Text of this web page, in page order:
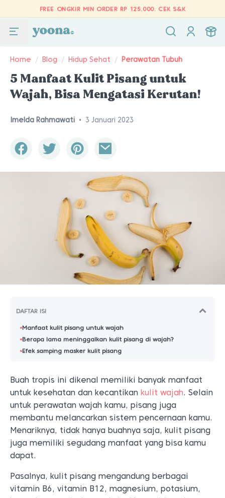
FREE ONGKIR MIN ORDER RP 125.000. CEK S&K
Home / Blog / Hidup Sehat / Perawatan Tubuh
5 Manfaat Kulit Pisang untuk
Wajah, Bisa Mengatasi Kerutan!
Imelda Rahmawati • 3 Januari 2023
DAFTAR ISI
Manfaat kulit pisang untuk wajah
Berapa lama meninggalkan kulit pisang di wajah?
Efek samping masker kulit pisang
Buah tropis ini dikenal memiliki banyak manfaat
untuk kesehatan dan kecantikan kulit wajah. Selain
untuk perawatan wajah kamu, pisang juga
membantu melancarkan sistem pencernaan kamu.
Menariknya, tidak hanya buahnya saja, kulit pisang
juga memiliki segudang manfaat yang bisa kamu
dapat.
Pasalnya, kulit pisang mengandung berbagai
vitamin B6, vitamin B12, magnesium, potasium,